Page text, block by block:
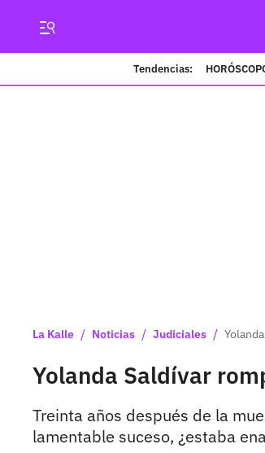
Tendencias:
La Kalle / Noticias / Judiciales /
Yolanda Saldívar
Treinta años después de la
lamentable suceso, ¿estaba